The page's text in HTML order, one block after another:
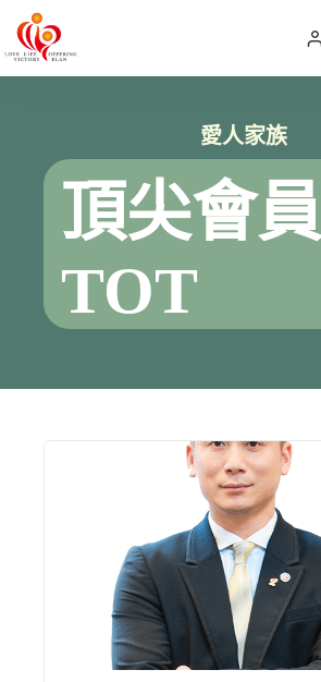
主
愛人家族
頂尖會員
TOT